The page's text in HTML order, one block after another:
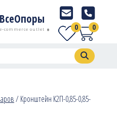
ВсеОпоры
e-commerce outlet 0
0
/Кронштейн К2П-0,85-0,85-